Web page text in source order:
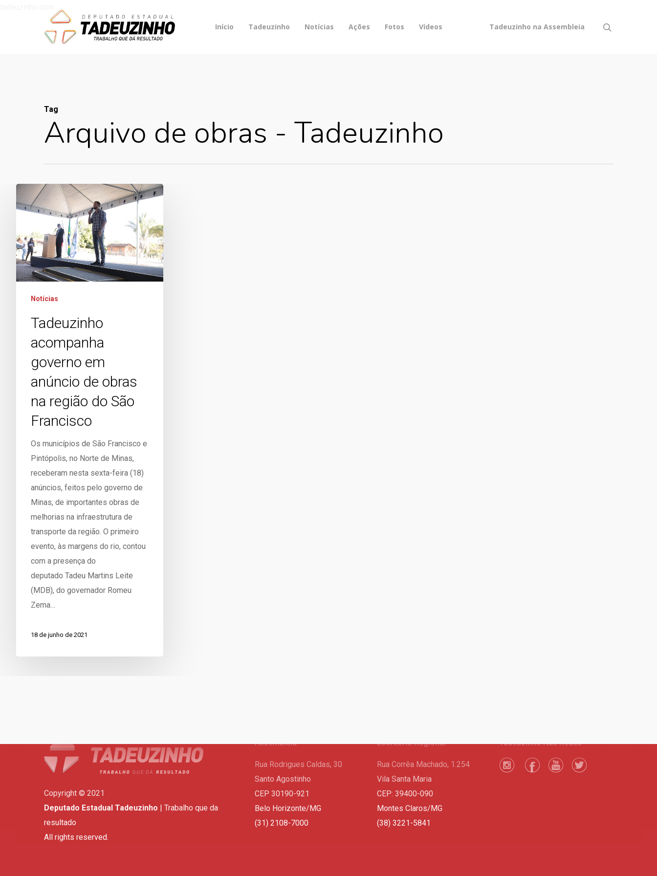
Início Tadeuzinho Notícias Ações Fotos Vídeos Tadeuzinho na Assembleia
Tag
Arquivo de obras - Tadeuzinho
Notícias
Tadeuzinho
acompanha
governo em
anúncio de obras
na região do São
Francisco
Os municípios de São Francisco e
Pintópolis, no Norte de Minas,
receberam nesta sexta-feira (18)
anúncios, feitos pelo governo de
Minas, de importantes obras de
melhorias na infraestrutura de
transporte da região. O primeiro
evento, às margens do rio, contou
com a presença do
deputado Tadeu Martins Leite
(MDB), do governador Romeu
Zema…
18 de junho de 2021
Copyright © 2021
Deputado Estadual Tadeuzinho | Trabalho que da
resultado
All rights reserved.
Assembleia
Rua Rodrigues Caldas, 30
Santo Agostinho
CEP 30190-921
Belo Horizonte/MG
(31) 2108-7000
Escritório Regional
Rua Corrêa Machado, 1.254
Vila Santa Maria
CEP: 39400-090
Montes Claros/MG
(38) 3221-5841
Tadeuzinho Nas Redes